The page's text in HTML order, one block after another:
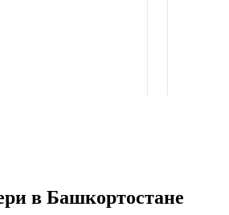
в Башкортостане